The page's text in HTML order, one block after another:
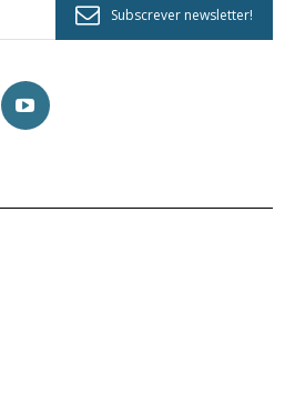
Subscrever newsletter!